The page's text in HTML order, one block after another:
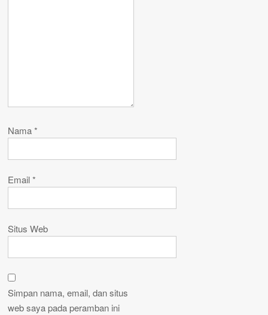
Nama*
Email*
Situs Web
Simpan nama, email, dan situs
web saya pada peramban ini